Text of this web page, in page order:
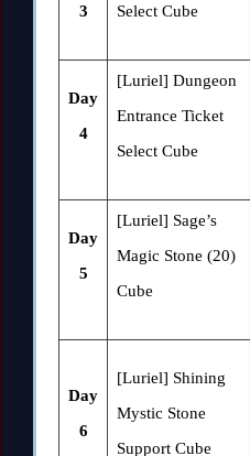
3
Select Cube
Day
4
[Luriel] Dungeon
Entrance Ticket
Select Cube
Day
5
[Luriel] Sage’s
Magic Stone (20)
Cube
Day
6
[Luriel] Shining
Mystic Stone
Support Cube